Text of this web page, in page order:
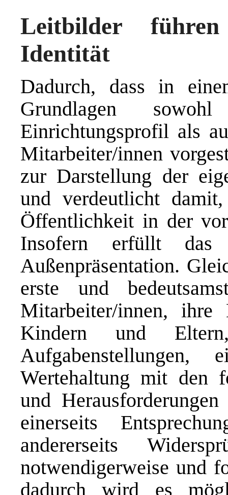
Leitbilder
Identität
Dadurch, dass in
Grundlagen
Einrichtungsprofil als
Mitarbeiter/innen
zur Darstellung der
und verdeutlicht
Öffentlichkeit in der
Insofern erfüllt das
Außenpräsentation.
erste und
Mitarbeiter/innen,
Kindern und
Aufgabenstellungen,
Wertehaltung mit den
und
einerseits
andererseits
notwendigerweise und
dadurch wird es